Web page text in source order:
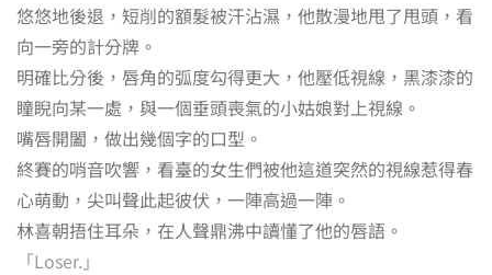
悠悠地後退，短削的額髮被汗沾濕，他散漫地甩了甩頭，看
向一旁的計分牌。
明確比分後，唇角的弧度勾得更大，他壓低視線，黑漆漆的
瞳睨向某一處，與一個垂頭喪氣的小姑娘對上視線。
嘴唇開闔，做出幾個字的口型。
終賽的哨音吹響，看臺的女生們被他這道突然的視線惹得春
心萌動，尖叫聲此起彼伏，一陣高過一陣。
林喜朝捂住耳朵，在人聲鼎沸中讀懂了他的唇語。
「Loser.」